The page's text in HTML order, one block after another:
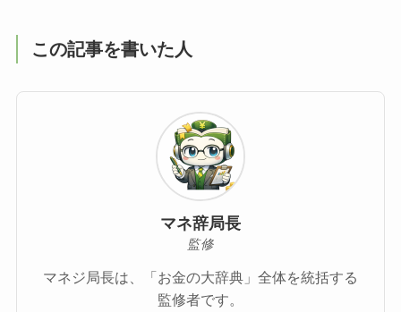
この記事を書いた人
マネ辞局長
監修
マネジ局長は、「お金の大辞典」全体を統括する
監修者です。